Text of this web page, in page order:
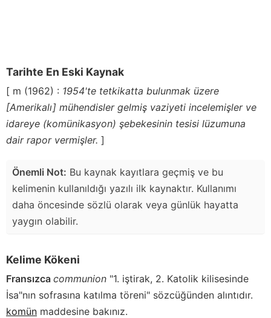
Tarihte En Eski Kaynak
[ m (1962) : 1954'te tetkikatta bulunmak üzere
[Amerikalı] mühendisler gelmiş vaziyeti incelemişler ve
idareye (komünikasyon) şebekesinin tesisi lüzumuna
dair rapor vermişler. ]
Önemli Not: Bu kaynak kayıtlara geçmiş ve bu
kelimenin kullanıldığı yazılı ilk kaynaktır. Kullanımı
daha öncesinde sözlü olarak veya günlük hayatta
yaygın olabilir.
Kelime Kökeni
Fransızca communion "1. iştirak, 2. Katolik kilisesinde
İsa"nın sofrasına katılma töreni" sözcüğünden alıntıdır.
komün maddesine bakınız.